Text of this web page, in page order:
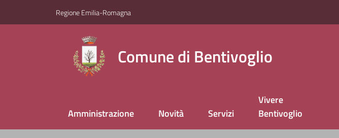
Regione Emilia-Romagna
Comune di Bentivoglio
Amministrazione Novità Servizi
Vivere
Bentivoglio